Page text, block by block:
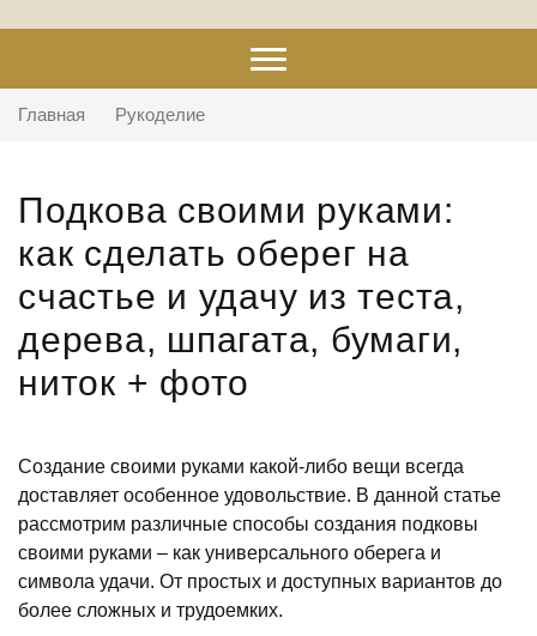
Главная Рукоделие
Подкова своими руками:
как сделать оберег на
счастье и удачу из теста,
дерева, шпагата, бумаги,
ниток + фото
Создание своими руками какой-либо вещи всегда
доставляет особенное удовольствие. В данной статье
рассмотрим различные способы создания подковы
своими руками – как универсального оберега и
символа удачи. От простых и доступных вариантов до
более сложных и трудоемких.